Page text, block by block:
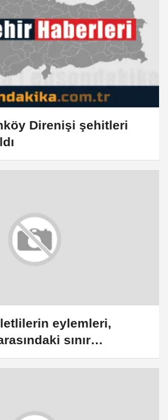
Direnişi şehitleri
eylemleri,
sınır
bir süre